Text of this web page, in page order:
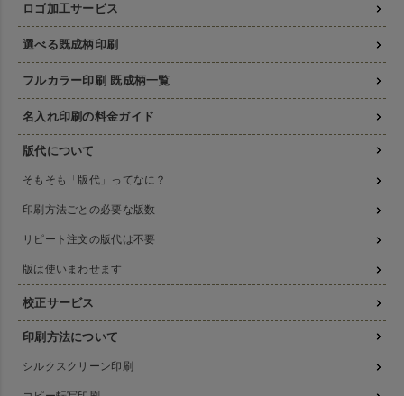
ロゴ加工サービス
選べる既成柄印刷
フルカラー印刷 既成柄一覧
名入れ印刷の料金ガイド
版代について
そもそも「版代」ってなに？
印刷方法ごとの必要な版数
リピート注文の版代は不要
版は使いまわせます
校正サービス
印刷方法について
シルクスクリーン印刷